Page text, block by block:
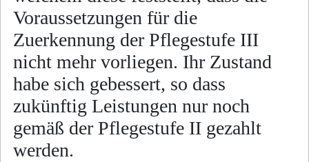
Voraussetzungen für die
Zuerkennung der Pflegestufe III
nicht mehr vorliegen. Ihr Zustand
habe sich gebessert, so dass
zukünftig Leistungen nur noch
gemäß der Pflegestufe II gezahlt
werden.